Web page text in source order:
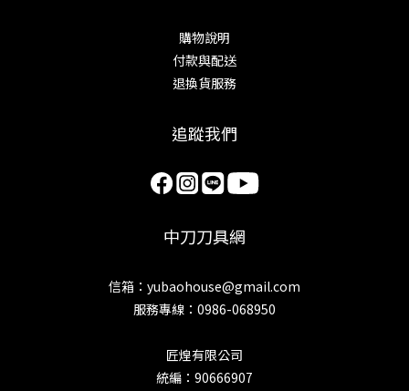
購物說明
付款與配送
退換貨服務
追蹤我們
中刀刀具網
信箱：yubaohouse@gmail.com
服務專線：0986-068950
匠煌有限公司
統編：90666907